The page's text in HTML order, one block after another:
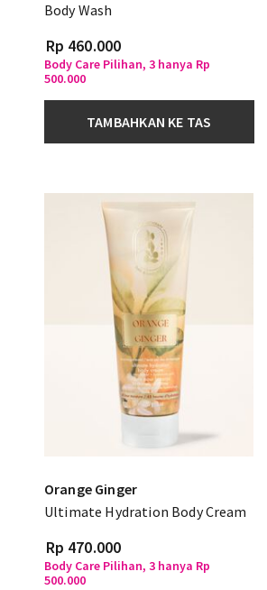
Body Wash
Rp 460.000
Body Care Pilihan, 3 hanya Rp
500.000
TAMBAHKAN KE TAS
Orange Ginger
Ultimate Hydration Body Cream
Rp 470.000
Body Care Pilihan, 3 hanya Rp
500.000